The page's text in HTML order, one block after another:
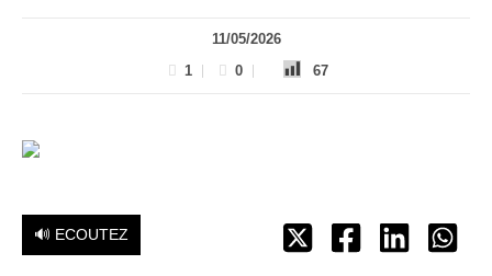
11/05/2026
1
0 67
🔊 ECOUTEZ